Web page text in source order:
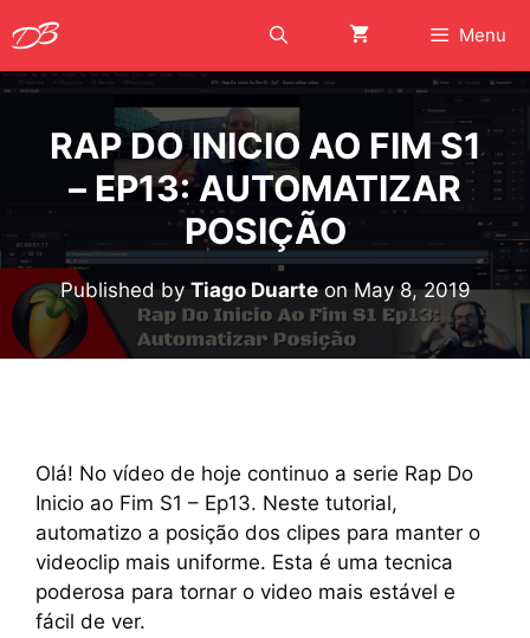
to
content
Menu
RAP DO INICIO AO FIM S1
– EP13: AUTOMATIZAR
POSIÇÃO
Published by Tiago Duarteon May 8, 2019
Olá! No vídeo de hoje continuo a serie Rap Do
Inicio ao Fim S1 – Ep13. Neste tutorial,
automatizo a posição dos clipes para manter o
videoclip mais uniforme. Esta é uma tecnica
poderosa para tornar o video mais estável e
fácil de ver.